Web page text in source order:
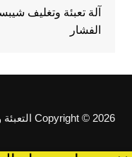
آلة تعبئة وتغليف
الفشار
Copyright © 2026 التعبئة والتغليف. All rights reserved.